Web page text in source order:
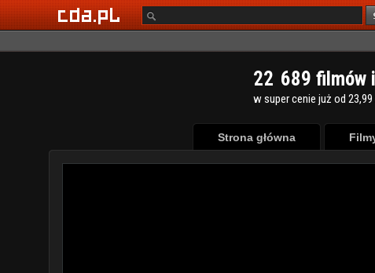
22 689 filmów
w super cenie już od
Strona główna